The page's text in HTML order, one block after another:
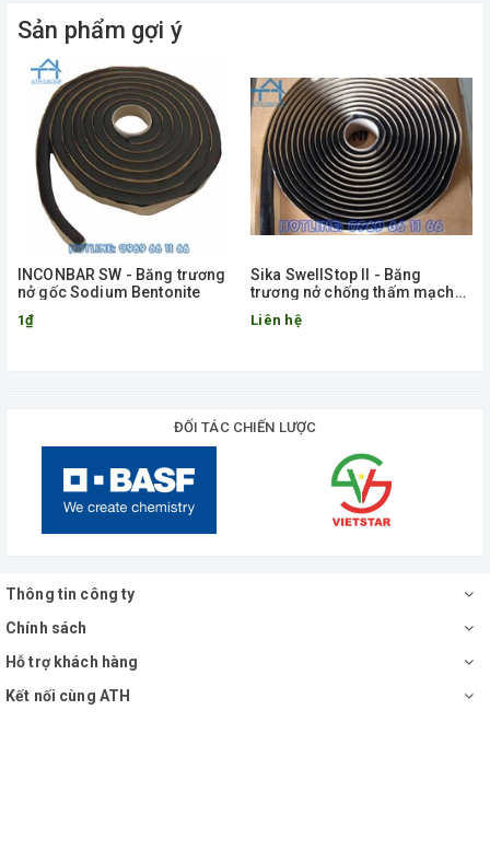
Sản phẩm gợi ý
INCONBAR SW - Băng trương
nở gốc Sodium Bentonite
1₫
Sika SwellStop II - Băng
trương nở chống thấm mạch
Liên hệ
ĐỐI TÁC CHIẾN LƯỢC
Thông tin công ty
Chính sách
Hỗ trợ khách hàng
Kết nối cùng ATH